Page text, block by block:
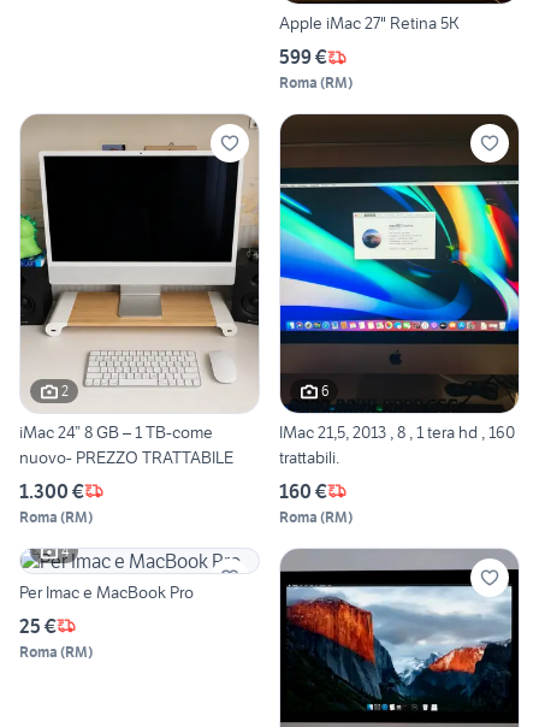
Apple iMac 27" Retina 5K
599 €
Roma (RM)
2
iMac 24” 8 GB – 1 TB-come
nuovo- PREZZO TRATTABILE
1.300 €
Roma (RM)
6
IMac 21,5, 2013 , 8 , 1 tera hd , 160
trattabili.
160 €
Roma (RM)
4
Per Imac e MacBook Pro
25 €
Roma (RM)